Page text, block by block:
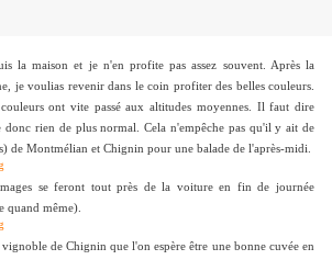
la maison et je n'en profite pas assez souvent. Après la
je voulias revenir dans le coin profiter des belles couleurs.
ont vite passé aux altitudes moyennes. Il faut dire
donc rien de plus normal. Cela n'empêche pas qu'il y ait de
de Montmélian et Chignin pour une balade de l'après-midi.
se feront tout près de la voiture en fin de journée
quand même).
de Chignin que l'on espère être une bonne cuvée en